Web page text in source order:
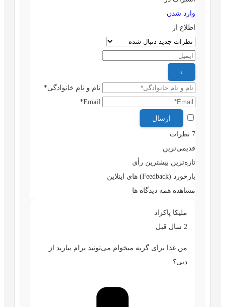
وارد شدن
اطلاع از
نام و نام خانوادگی*
Email*
7 نظرات
قدیمی‌ترین
تازه‌ترین بیشترین رأی
بازخورد (Feedback) های اینلاین
مشاهده همه دیدگاه ها
ملیکا پاکزاد
2 سال قبل
من غذا برای گربه میخوام می‌تونید برام بیارید از
دبی؟